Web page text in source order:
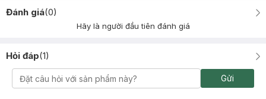
Đánh giá(0)
Hãy là người đầu tiên đánh giá
Hỏi đáp(1)
Gửi